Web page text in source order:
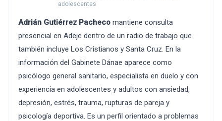
adolescentes
Adrián Gutiérrez Pacheco mantiene consulta
presencial en Adeje dentro de un radio de trabajo que
también incluye Los Cristianos y Santa Cruz. En la
información del Gabinete Dánae aparece como
psicólogo general sanitario, especialista en duelo y con
experiencia en adolescentes y adultos con ansiedad,
depresión, estrés, trauma, rupturas de pareja y
psicología deportiva. Es un perfil orientado a problemas